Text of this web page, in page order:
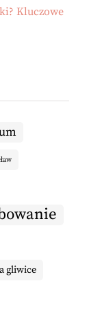
Kluczowe
gliwice